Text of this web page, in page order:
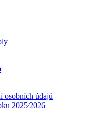
osobních údajů
2025⁄2026